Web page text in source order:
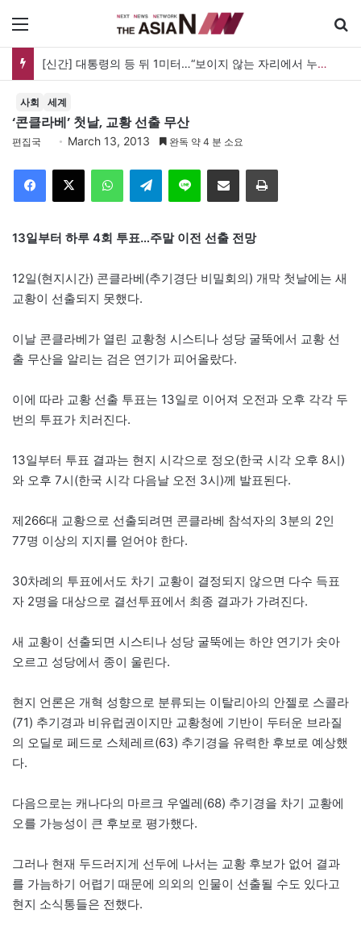
[신간] 대통령의 등 뒤 1미터…“보이지 않는 자리에서 누구를 지킨다는 것”
사회 세계
‘콘클라베’ 첫날, 교황 선출 무산
편집국 March 13, 2013 완독 약 4 분 소요
Telegram 이메일
13일부터 하루 4회 투표…주말 이전 선출 전망
12일(현지시간) 콘클라베(추기경단 비밀회의) 개막 첫날에는 새
교황이 선출되지 못했다.
이날 콘클라베가 열린 교황청 시스티나 성당 굴뚝에서 교황 선
출 무산을 알리는 검은 연기가 피어올랐다.
이에 따라 교황 선출 투표는 13일로 이어져 오전과 오후 각각 두
번의 투표가 치러진다.
13일부터 투표 결과는 현지 시각으로 정오(한국 시각 오후 8시)
와 오후 7시(한국 시각 다음날 오전 3시)께 발표된다.
제266대 교황으로 선출되려면 콘클라베 참석자의 3분의 2인
77명 이상의 지지를 얻어야 한다.
30차례의 투표에서도 차기 교황이 결정되지 않으면 다수 득표
자 2명을 대상으로 결선투표에서 최종 결과가 가려진다.
새 교황이 선출되면 시스티나 성당 굴뚝에는 하얀 연기가 솟아
오르고 성당에서 종이 울린다.
현지 언론은 개혁 성향으로 분류되는 이탈리아의 안젤로 스콜라
(71) 추기경과 비유럽권이지만 교황청에 기반이 두터운 브라질
의 오딜로 페드로 스체레르(63) 추기경을 유력한 후보로 예상했
다.
다음으로는 캐나다의 마르크 우엘레(68) 추기경을 차기 교황에
오를 가능성이 큰 후보로 평가했다.
그러나 현재 두드러지게 선두에 나서는 교황 후보가 없어 결과
를 가늠하기 어렵기 때문에 의외의 인물이 선출될 수도 있다고
현지 소식통들은 전했다.